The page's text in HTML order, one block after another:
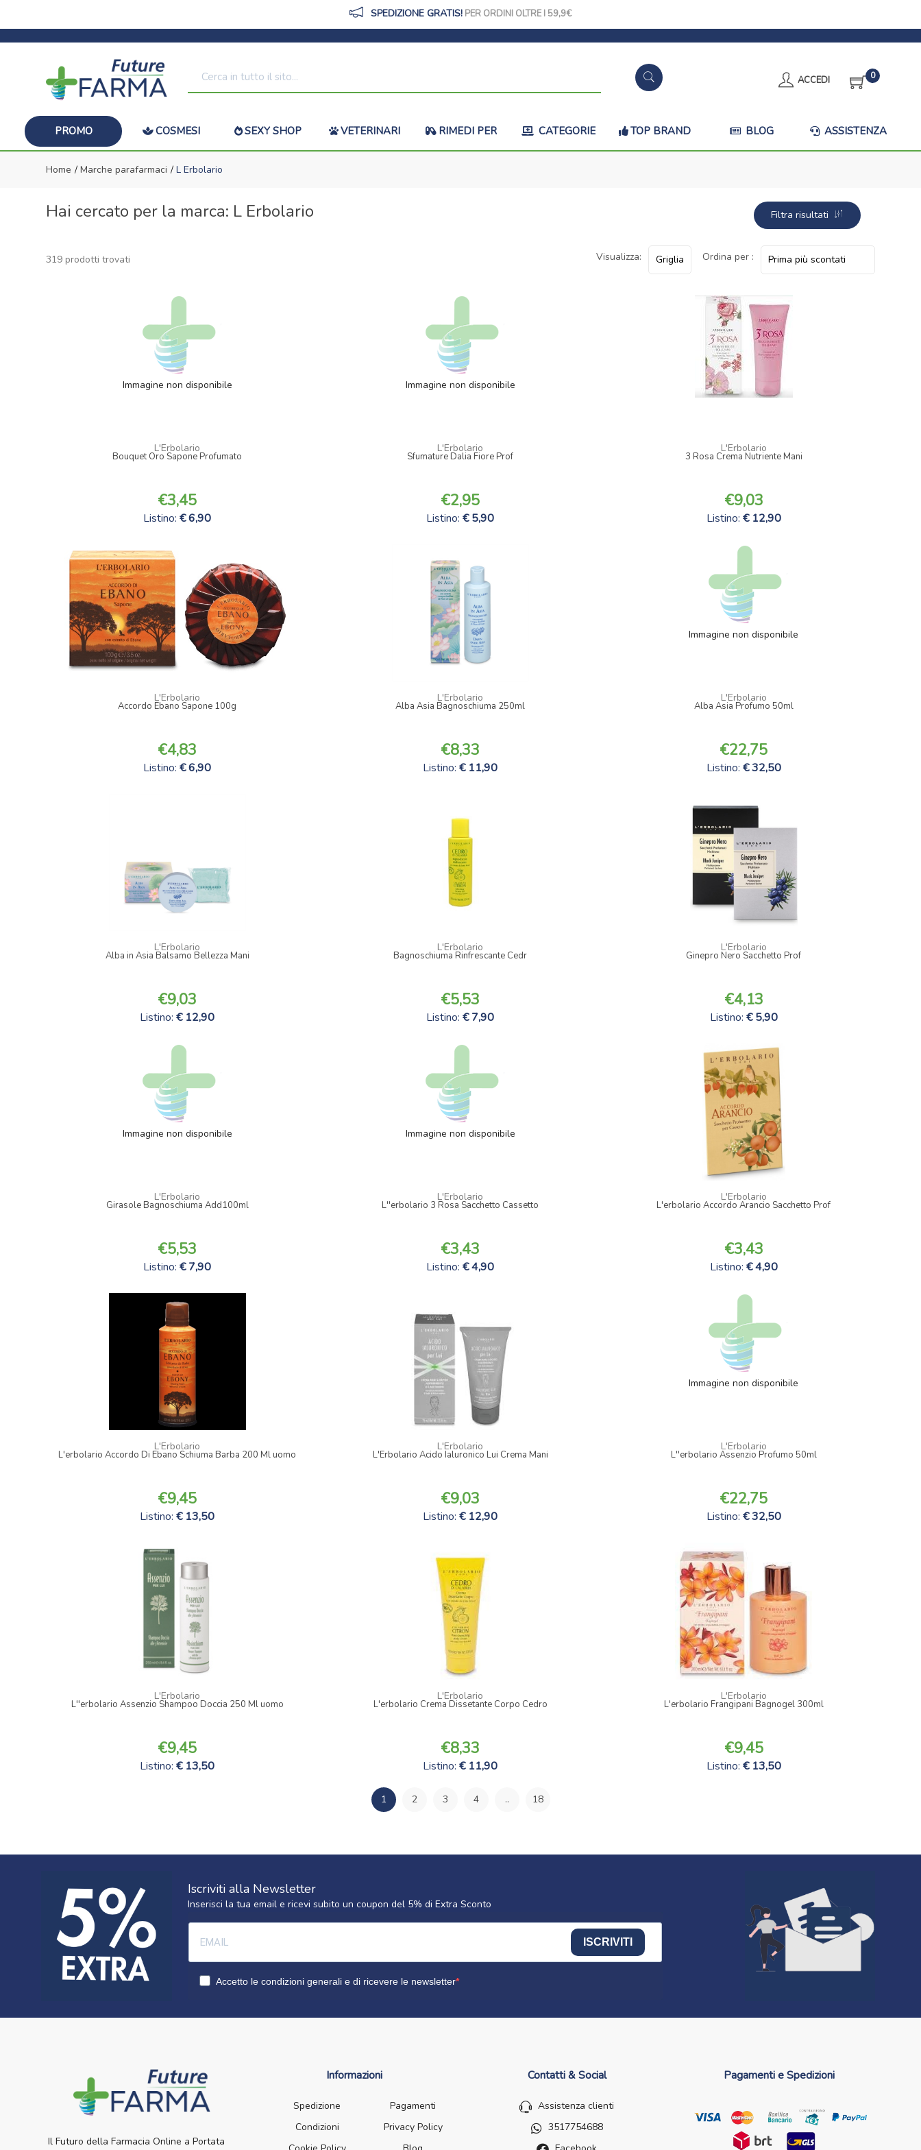
SPEDIZIONE GRATIS! PER ORDINI OLTRE I 59,9
ACCEDI 0
PROMO COSMESI SEXY SHOP VETERINARI RIMEDI PER CATEGORIE TOP BRAND BLOG ASSISTENZA
Home Marche parafarmaci L Erbolario
Hai cercato per la marca: L Erbolario Filtra risultati
319 prodotti trovati Visualizza: Ordina per :
Immagine non disponibile
L'Erbolario
Bouquet Oro Sapone Profumato
3,45
Listino:6,90
Immagine non disponibile
L'Erbolario
Sfumature Dalia Fiore Prof
2,95
Listino:5,90
L'Erbolario
3 Rosa Crema Nutriente Mani
9,03
Listino: 12,90
L'Erbolario
Accordo Ebano Sapone 100g
4,83
Listino:6,90
L'Erbolario
Alba Asia Bagnoschiuma 250ml
8,33
Listino:11,90
Immagine non disponibile
L'Erbolario
Alba Asia Profumo 50ml
22,75
Listino: 32,50
L'Erbolario
Alba in Asia Balsamo Bellezza Mani
9,03
Listino:12,90
L'Erbolario
Bagnoschiuma Rinfrescante Cedr
5,53
Listino:7,90
L'Erbolario
Ginepro Nero Sacchetto Prof
4,13
Listino: 5,90
Immagine non disponibile
L'Erbolario
Girasole Bagnoschiuma Add100ml
5,53
Listino:7,90
Immagine non disponibile
L'Erbolario
L''erbolario 3 Rosa Sacchetto Cassetto
3,43
Listino:4,90
L'Erbolario
L'erbolario Accordo Arancio Sacchetto Prof
3,43
Listino: 4,90
L'Erbolario
L'erbolario Accordo Di Ebano Schiuma Barba 200 Ml uomo
9,45
Listino:13,50
L'Erbolario
L'Erbolario Acido Ialuronico Lui Crema Mani
9,03
Listino:12,90
Immagine non disponibile
L'Erbolario
L''erbolario Assenzio Profumo 50ml
22,75
Listino: 32,50
L'Erbolario
L''erbolario Assenzio Shampoo Doccia 250 Ml uomo
9,45
Listino:13,50
L'Erbolario
L'erbolario Crema Dissetante Corpo Cedro
8,33
Listino:11,90
L'Erbolario
L'erbolario Frangipani Bagnogel 300ml
9,45
Listino: 13,50
1 2 3 4 .. 18
Iscriviti alla Newsletter
Inserisci la tua email e ricevi subito un coupon del 5% di Extra Sconto
ISCRIVITI
Accetto le condizioni generali e di ricevere le newsletter
Il Futuro della Farmacia Online a Portata
Informazioni
Spedizione
Pagamenti
Condizioni
Privacy Policy
Contatti & Social
Assistenza clienti
3517754688
Pagamenti e Spedizioni